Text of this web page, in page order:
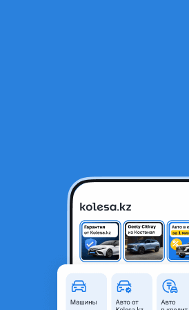
Крыло переднее на Лексус GS300 2004-